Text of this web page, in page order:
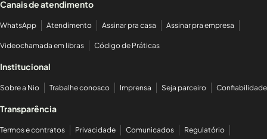
Canais de atendimento
WhatsApp Atendimento Assinar pra casa Assinar pra empresa
Videochamada em libras Código de Práticas
Institucional
Sobre a Nio Trabalhe conosco Imprensa Seja parceiro Confiabilidade
Transparência
Termos e contratos Privacidade Comunicados Regulatório